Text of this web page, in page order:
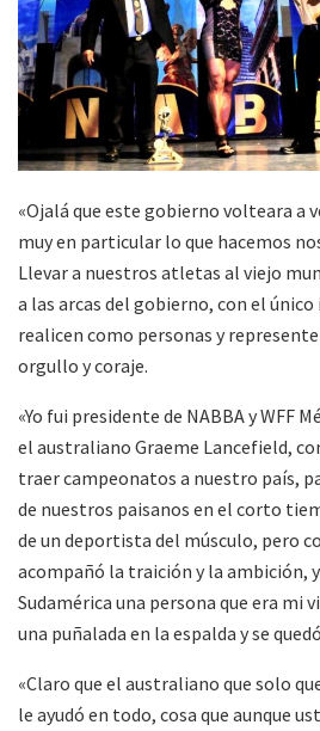
«Ojalá que este gobierno volteara a
muy en particular lo que hacemos
Llevar a nuestros atletas al viejo
a las arcas del gobierno, con el único
realicen como personas y
orgullo y coraje.
«Yo fui presidente de NABBA y WFF
el australiano Graeme Lancefield,
traer campeonatos a nuestro país,
de nuestros paisanos en el corto
de un deportista del músculo, pero
acompañó la traición y la ambición,
Sudamérica una persona que era mi
una puñalada en la espalda y se
«Claro que el australiano que solo
le ayudó en todo, cosa que aunque